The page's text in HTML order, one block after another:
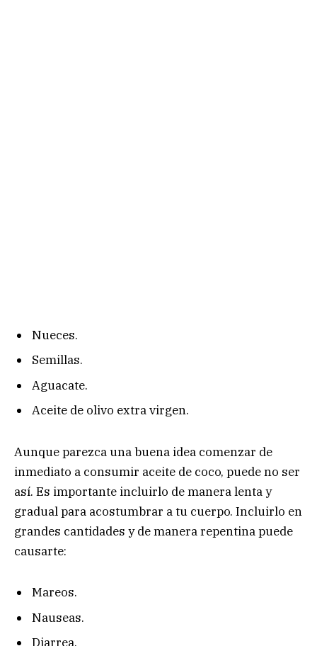
Nueces.
Semillas.
Aguacate.
Aceite de olivo extra virgen.
Aunque parezca una buena idea comenzar de
inmediato a consumir aceite de coco, puede no ser
así. Es importante incluirlo de manera lenta y
gradual para acostumbrar a tu cuerpo. Incluirlo en
grandes cantidades y de manera repentina puede
causarte:
Mareos.
Nauseas.
Diarrea.